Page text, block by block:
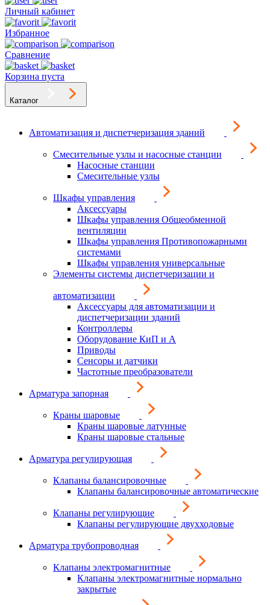
Личный кабинет
Избранное
Сравнение
Корзина пуста
Каталог
Автоматизация и диспетчеризация зданий
Смесительные узлы и насосные станции
Насосные станции
Смесительные узлы
Шкафы управления
Аксессуары
Шкафы управления Общеобменной
вентиляции
Шкафы управления Противопожарными
системами
Шкафы управления универсальные
Элементы системы диспетчеризации и
автоматизации
Аксессуары для автоматизации и
диспетчеризации зданий
Контроллеры
Оборудование КиП и А
Приводы
Сенсоры и датчики
Частотные преобразователи
Арматура запорная
Краны шаровые
Краны шаровые латунные
Краны шаровые стальные
Арматура регулирующая
Клапаны балансировочные
Клапаны балансировочные автоматические
Клапаны регулирующие
Клапаны регулирующие двухходовые
Арматура трубопроводная
Клапаны электромагнитные
Клапаны электромагнитные нормально
закрытые